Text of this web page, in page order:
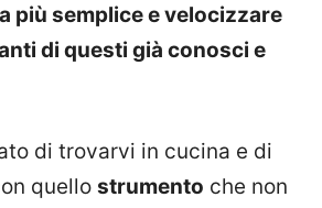
più semplice e velocizzare
di questi già conosci e
di trovarvi in cucina e di
quello strumento che non